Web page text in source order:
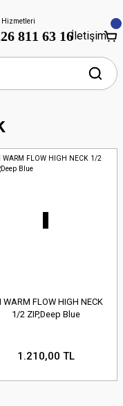
Hizmetleri
811 63 16İletişim
WARM FLOW HIGH NECK
1/2 ZIP,Deep Blue
1.210,00 TL